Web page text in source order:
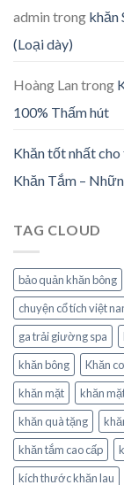
admin trong khăn
(Loại dày)
Hoàng Lan trong
100% Thấm hút
Khăn tốt nhất cho
Khăn Tắm –
TAG CLOUD
bảo quản khăn bông
chuyện cổ tích việt
ga trải giường spa
khăn bông
Khăn
khăn mặt
khăn
khăn quà tặng
khăn tắm cao cấp
kích thước khăn lau